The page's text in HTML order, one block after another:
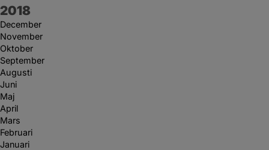
År:
2018
December
November
Oktober
September
Augusti
Juni
Maj
April
Mars
Februari
Januari